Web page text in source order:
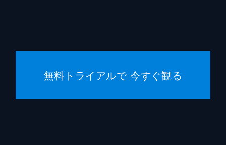
無料トライアルで 今すぐ観る